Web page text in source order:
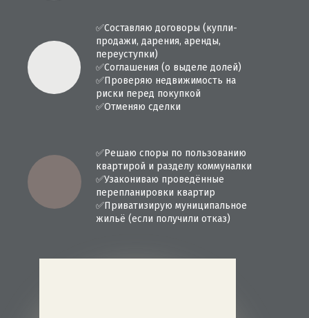
✅Составляю договоры (купли-
продажи, дарения, аренды,
переуступки)
✅Соглашения (о выделе долей)
✅Проверяю недвижимость на
риски перед покупкой
✅Отменяю сделки
✅Решаю споры по пользованию
квартирой и разделу коммуналки
✅Узакониваю проведённые
перепланировки квартир
✅Приватизирую муниципальное
жильё (если получили отказ)